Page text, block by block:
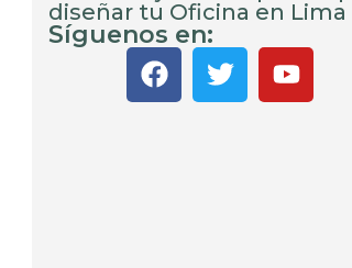
diseñar tu Oficina en Lima
Síguenos en: